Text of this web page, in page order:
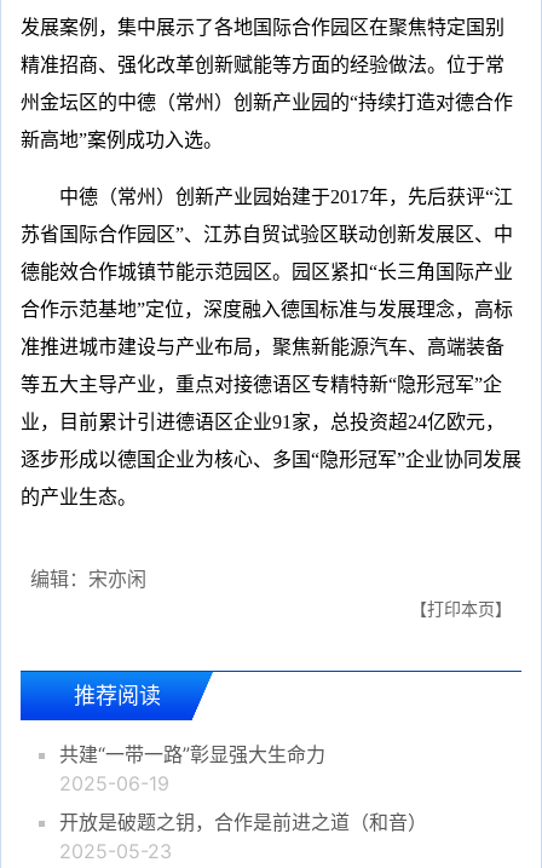
发展案例，集中展示了各地国际合作园区在聚焦特定国别
精准招商、强化改革创新赋能等方面的经验做法。位于常
州金坛区的中德（常州）创新产业园的“持续打造对德合作
新高地”案例成功入选。
中德（常州）创新产业园始建于2017年，先后获评“江
苏省国际合作园区”、江苏自贸试验区联动创新发展区、中
德能效合作城镇节能示范园区。园区紧扣“长三角国际产业
合作示范基地”定位，深度融入德国标准与发展理念，高标
准推进城市建设与产业布局，聚焦新能源汽车、高端装备
等五大主导产业，重点对接德语区专精特新“隐形冠军”企
业，目前累计引进德语区企业91家，总投资超24亿欧元，
逐步形成以德国企业为核心、多国“隐形冠军”企业协同发展
的产业生态。
编辑：宋亦闲
【打印本页】
推荐阅读
共建“一带一路”彰显强大生命力
2025-06-19
开放是破题之钥，合作是前进之道（和音）
2025-05-23